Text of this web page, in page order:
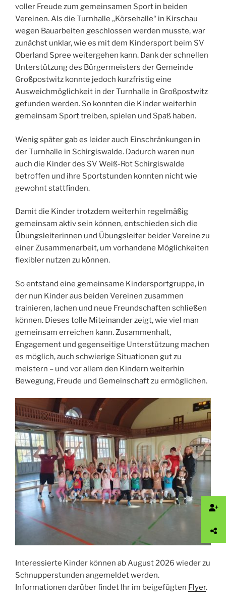
voller Freude zum gemeinsamen Sport in beiden
Vereinen. Als die Turnhalle „Körsehalle“ in Kirschau
wegen Bauarbeiten geschlossen werden musste, war
zunächst unklar, wie es mit dem Kindersport beim SV
Oberland Spree weitergehen kann. Dank der schnellen
Unterstützung des Bürgermeisters der Gemeinde
Großpostwitz konnte jedoch kurzfristig eine
Ausweichmöglichkeit in der Turnhalle in Großpostwitz
gefunden werden. So konnten die Kinder weiterhin
gemeinsam Sport treiben, spielen und Spaß haben.
Wenig später gab es leider auch Einschränkungen in
der Turnhalle in Schirgiswalde. Dadurch waren nun
auch die Kinder des SV Weiß-Rot Schirgiswalde
betroffen und ihre Sportstunden konnten nicht wie
gewohnt stattfinden.
Damit die Kinder trotzdem weiterhin regelmäßig
gemeinsam aktiv sein können, entschieden sich die
Übungsleiterinnen und Übungsleiter beider Vereine zu
einer Zusammenarbeit, um vorhandene Möglichkeiten
flexibler nutzen zu können.
So entstand eine gemeinsame Kindersportgruppe, in
der nun Kinder aus beiden Vereinen zusammen
trainieren, lachen und neue Freundschaften schließen
können. Dieses tolle Miteinander zeigt, wie viel man
gemeinsam erreichen kann. Zusammenhalt,
Engagement und gegenseitige Unterstützung machen
es möglich, auch schwierige Situationen gut zu
meistern – und vor allem den Kindern weiterhin
Bewegung, Freude und Gemeinschaft zu ermöglichen.
Interessierte Kinder können ab August 2026 wieder zu
Schnupperstunden angemeldet werden.
Informationen darüber findet Ihr im beigefügten Flyer.